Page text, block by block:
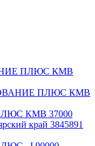
ПЛЮС КМВ
ПЛЮС КМВ
ПЛЮС КМВ 37000
край 3845891